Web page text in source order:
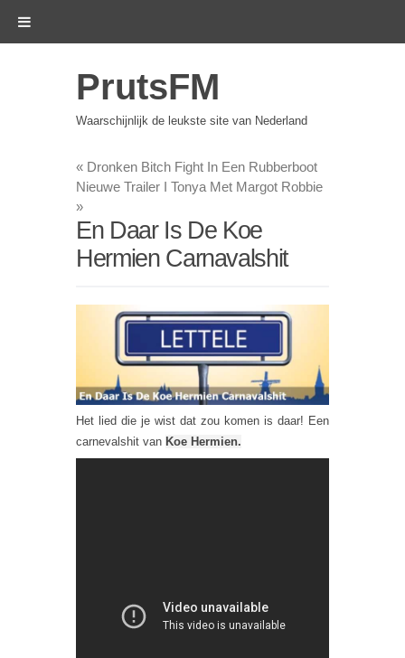
PrutsFM
Waarschijnlijk de leukste site van Nederland
« Dronken Bitch Fight In Een Rubberboot
Nieuwe Trailer I Tonya Met Margot Robbie
»
En Daar Is De Koe
Hermien Carnavalshit
Het lied die je wist dat zou komen is daar! Een
carnevalshit van Koe Hermien.